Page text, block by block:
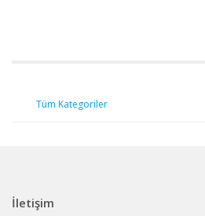
Tüm Kategoriler
İletişim